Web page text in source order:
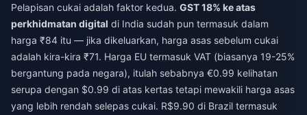
Pelapisan cukai adalah faktor kedua. GST 18% ke atas
perkhidmatan digital di India sudah pun termasuk dalam
harga ₹84 itu — jika dikeluarkan, harga asas sebelum cukai
adalah kira-kira ₹71. Harga EU termasuk VAT (biasanya 19-25%
bergantung pada negara), itulah sebabnya €0.99 kelihatan
serupa dengan $0.99 di atas kertas tetapi mewakili harga asas
yang lebih rendah selepas cukai. R$9.90 di Brazil termasuk